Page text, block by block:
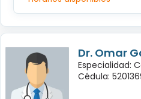
Dr. Omar
Especialidad:
Cédula: